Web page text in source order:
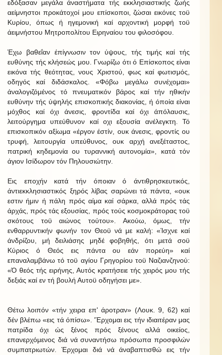
εδόξασαν μεγάλα άναστήματα τής εκκλησιαστικής ζωής
αείμνηστοι προκάτοχοί μου επίσκοποι, ζώσαι εικόνες τοϋ
Κυρίου, όπως ή ηγεμονική καί αρχοντική μορφή τοϋ
άειμνήστου Μητροπολίτου Ειρηναίου του φιλοσόφου.
Έχω βαθεΐαν έπίγνωσιν τον ύψους, τής τιμής καί τής
ευθύνης τής κλήσεώς μου. Γνωρίζω ότι ό Επίσκοπος είναι
εικόνα τής θεότητας, νους Χριστού, φως καί φωτισμός,
οδηγός καί διδάσκαλος. «Φόβω μεγάλω συνέχομαι»
άναλογιζόμένος τό πνευματικόν βάρος καί τήν ηθικήν
ευθύνην τής ύψηλής επισκοπικής διακονίας, ή όποία είναι
μόχθος καί όχι άνεσις, φροντίδα καί όχι άπόλαυσις,
λειτούργημα υπεύθυνον καί οχι εξουσία ανέλεγκτη. Τό
επισκοπικόν αξίωμα «έργον έστίν, ουκ άνεσις, φροντίς ου
τρυφή, λειτουργία υπεύθυνος, ουκ αρχή ανεξέταστος,
πατρική κηδεμονία ου τυραννική αυτονομία», κατά τόν
άγιον Ισίδωρον τόν Πηλουσιώτην.
Εις εποχήν κατά τήν όποιαν ό άντιθρησκευτικός,
άντιεκκλησιαστικός ξηρός λίβας σαρώνει τά πάντα, «ουκ
εστιν ήμιν ή πάλη πρός αίμα καί σάρκα, αλλά πρός τάς
άρχάς, πρός τάς εξουσίας, πρός τούς κοσμοκράτορας τοϋ
σκότους τοϋ αιώνος τούτου». Ακούω, όμως, τήν
ενθαρρυντικήν φωνήν τον Θεοϋ νά με καλή: «Ίσχνε καί
άνδρίζου, μή δειλιάσης μηδέ φοβηθής, ότι μετά σοϋ
Κύριος ό Θεός εις πάντα ου εάν πορεύη» καί
επαναλαμβάνω τό τοϋ αγίου Γρηγορίου τοϋ Ναζιανζηνού:
«Ό θεός τής ειρήνης, Αυτός κρατήσειε τής χειρός μου τής
δεξιάς καί εν τή βουλή Αυτοϋ οδηγήσει με».
Θέτω λοιπόν «τήν χειρα επ' άροτραν» (Λουκ. 9, 62) καί
δέν βλέπω «εις τά όπίσω». 'Έρχομαι εις τήν ιδιαιτέραν μας
πατρίδα όχι ώς ξένος πρός ξένους αλλά οικείος,
επανερχόμενος διά νά συναντήσω πρόσωπα προσφιλών
συμπατριωτών. Έρχομαι διά νά άναβαπτισθώ εις τήν